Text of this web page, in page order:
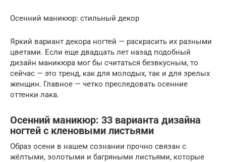
Осенний маникюр: стильный декор
Яркий вариант декора ногтей — раскрасить их разными
цветами. Если еще двадцать лет назад подобный
дизайн маникюра мог бы считаться безвкусным, то
сейчас — это тренд, как для молодых, так и для зрелых
женщин. Главное — четко преследовать осенние
оттенки лака.
Осенний маникюр: 33 варианта дизайна
ногтей с кленовыми листьями
Образ осени в нашем сознании прочно связан с
жёлтыми, золотыми и багряными листьями, которые